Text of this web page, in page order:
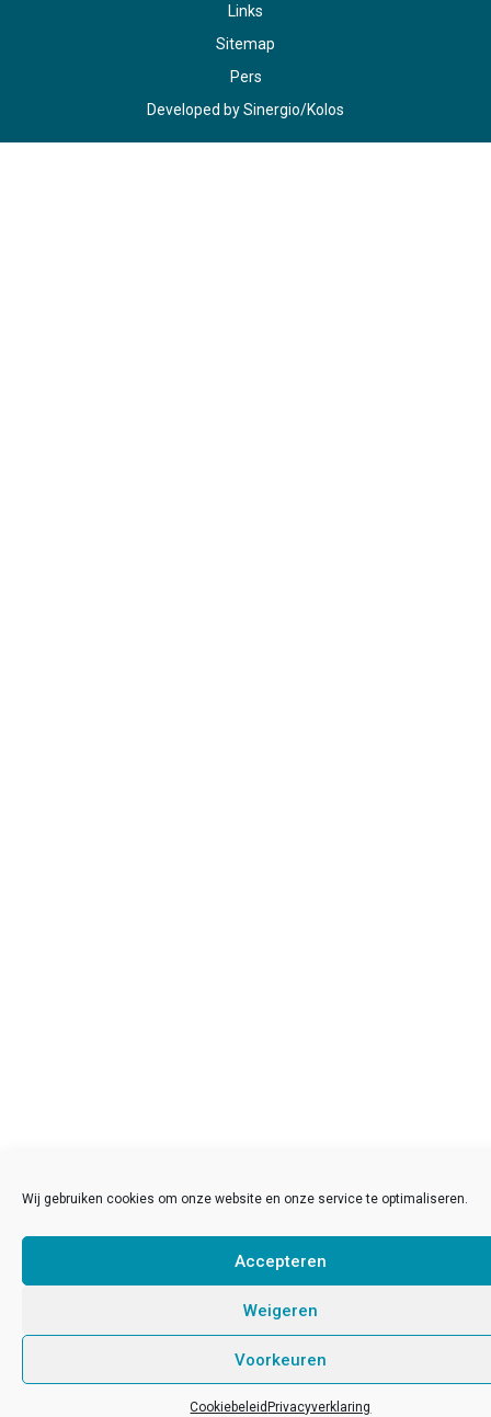
Wij gebruiken cookies om onze website en onze service te optimaliseren.
Accepteren
Weigeren
Voorkeuren
Cookiebeleid Privacyverklaring
Links
Sitemap
Pers
Developed bySinergio/Kolos